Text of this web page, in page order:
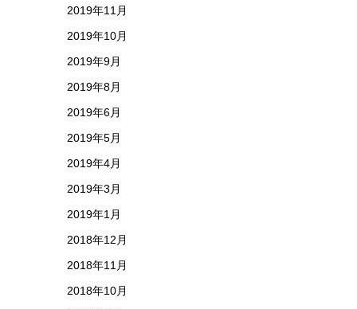
2019年11月
2019年10月
2019年9月
2019年8月
2019年6月
2019年5月
2019年4月
2019年3月
2019年1月
2018年12月
2018年11月
2018年10月